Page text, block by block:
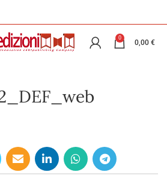
0
0,00 €